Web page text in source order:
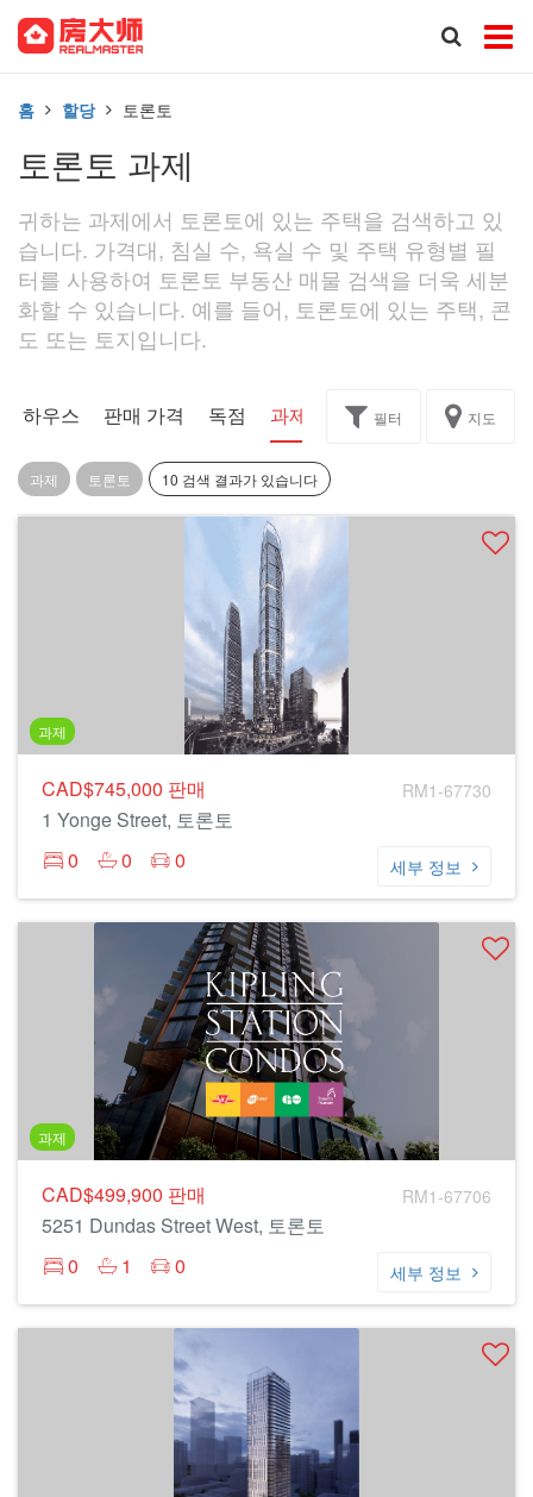
홈 할당 토론토
토론토 과제
귀하는 과제에서 토론토에 있는 주택을 검색하고 있
습니다. 가격대, 침실 수, 욕실 수 및 주택 유형별 필
터를 사용하여 토론토 부동산 매물 검색을 더욱 세분
화할 수 있습니다. 예를 들어, 토론토에 있는 주택, 콘
도 또는 토지입니다.
하우스 판매 가격 독점 과제 필터 지도
과제 토론토 10 검색 결과가 있습니다
과제
CAD$745,000 판매 RM1-67730
1 Yonge Street, 토론토
0
0 0 세부 정보
과제
CAD$499,900 판매 RM1-67706
5251 Dundas Street West, 토론토
0
1 0 세부 정보